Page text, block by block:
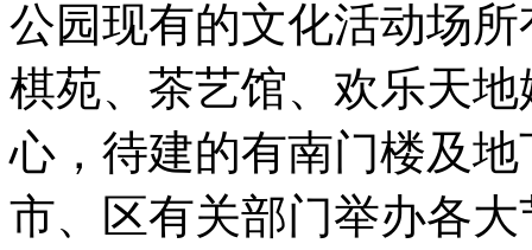
公园现有的文化活动场
棋苑、茶艺馆、欢乐天
心，待建的有南门楼及
市、区有关部门举办各